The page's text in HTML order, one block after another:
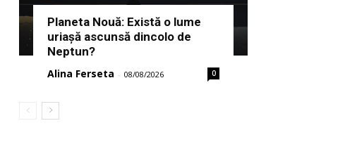
Planeta Nouă: Există o lume
uriașă ascunsă dincolo de
Neptun?
Alina Ferseta - 08/08/2026 0